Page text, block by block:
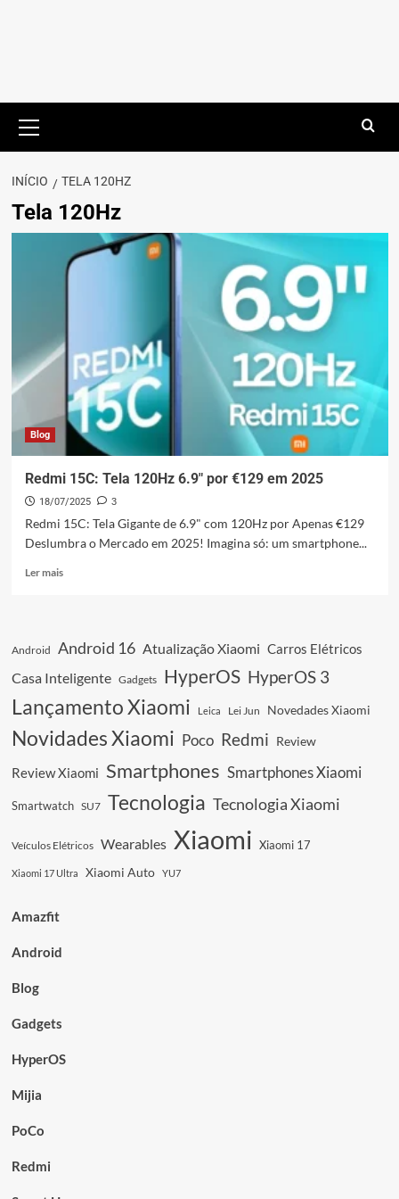
principal
INÍCIO TELA 120HZ
Tela 120Hz
Blog
Redmi 15C: Tela 120Hz 6.9″ por €129 em 2025
18/07/2025 3
Redmi 15C: Tela Gigante de 6.9" com 120Hz por Apenas €129
Deslumbra o Mercado em 2025! Imagina só: um smartphone...
Ler maisLeia
Tela
120Hz
6.9″
por
em
Android Android 16 Atualização Xiaomi Carros Elétricos
Casa Inteligente Gadgets HyperOS HyperOS 3
Lançamento Xiaomi Leica Lei Jun Novedades Xiaomi
Novidades Xiaomi Poco Redmi Review
Review Xiaomi Smartphones Smartphones Xiaomi
Smartwatch SU7 Tecnologia Tecnologia Xiaomi
Veículos Elétricos Wearables Xiaomi Xiaomi 17
Xiaomi 17 Ultra Xiaomi Auto YU7
Amazfit
Android
Blog
Gadgets
HyperOS
Mijia
PoCo
Redmi